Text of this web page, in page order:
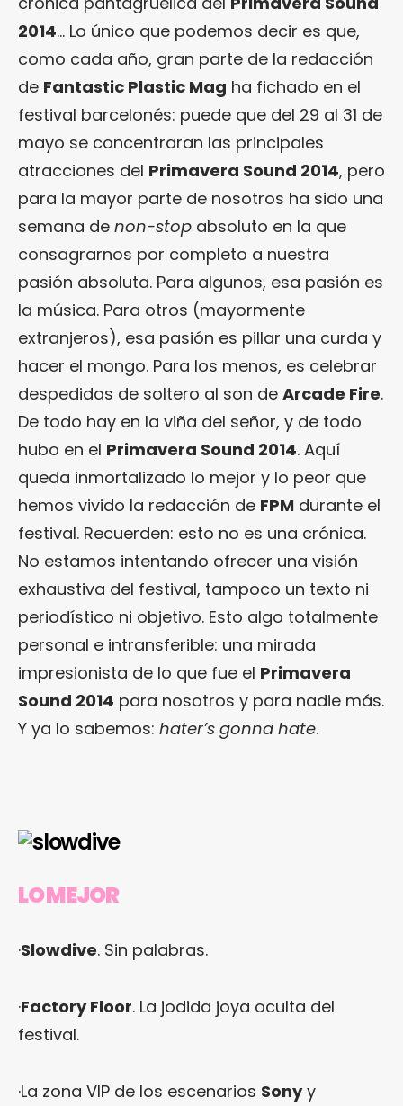
2014… Lo único que podemos decir es que,
como cada año, gran parte de la redacción
de Fantastic Plastic Mag ha fichado en el
festival barcelonés: puede que del 29 al 31 de
mayo se concentraran las principales
atracciones del Primavera Sound 2014, pero
para la mayor parte de nosotros ha sido una
semana de non-stop absoluto en la que
consagrarnos por completo a nuestra
pasión absoluta. Para algunos, esa pasión es
la música. Para otros (mayormente
extranjeros), esa pasión es pillar una curda y
hacer el mongo. Para los menos, es celebrar
despedidas de soltero al son de Arcade Fire.
De todo hay en la viña del señor, y de todo
hubo en el Primavera Sound 2014. Aquí
queda inmortalizado lo mejor y lo peor que
hemos vivido la redacción de FPM durante el
festival. Recuerden: esto no es una crónica.
No estamos intentando ofrecer una visión
exhaustiva del festival, tampoco un texto ni
periodístico ni objetivo. Esto algo totalmente
personal e intransferible: una mirada
impresionista de lo que fue el Primavera
Sound 2014 para nosotros y para nadie más.
Y ya lo sabemos: hater’s gonna hate.
LO MEJOR
·Slowdive. Sin palabras.
·Factory Floor. La jodida joya oculta del
festival.
·La zona VIP de los escenarios Sonyy